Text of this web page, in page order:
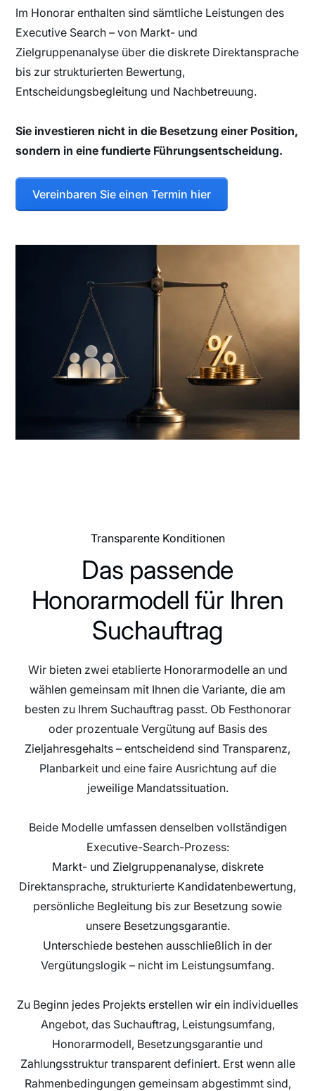
Im Honorar enthalten sind sämtliche Leistungen des
Executive Search – von Markt- und
Zielgruppenanalyse über die diskrete Direktansprache
bis zur strukturierten Bewertung,
Entscheidungsbegleitung und Nachbetreuung.
Sie investieren nicht in die Besetzung einer Position,
sondern in eine fundierte Führungsentscheidung.
Vereinbaren Sie einen Termin hier
Transparente Konditionen
Das passende
Honorarmodell für Ihren
Suchauftrag
Wir bieten zwei etablierte Honorarmodelle an und
wählen gemeinsam mit Ihnen die Variante, die am
besten zu Ihrem Suchauftrag passt. Ob Festhonorar
oder prozentuale Vergütung auf Basis des
Zieljahresgehalts – entscheidend sind Transparenz,
Planbarkeit und eine faire Ausrichtung auf die
jeweilige Mandatssituation.
Beide Modelle umfassen denselben vollständigen
Executive-Search-Prozess:
Markt- und Zielgruppenanalyse, diskrete
Direktansprache, strukturierte Kandidatenbewertung,
persönliche Begleitung bis zur Besetzung sowie
unsere Besetzungsgarantie.
Unterschiede bestehen ausschließlich in der
Vergütungslogik – nicht im Leistungsumfang.
Zu Beginn jedes Projekts erstellen wir ein individuelles
Angebot, das Suchauftrag, Leistungsumfang,
Honorarmodell, Besetzungsgarantie und
Zahlungsstruktur transparent definiert. Erst wenn alle
Rahmenbedingungen gemeinsam abgestimmt sind,